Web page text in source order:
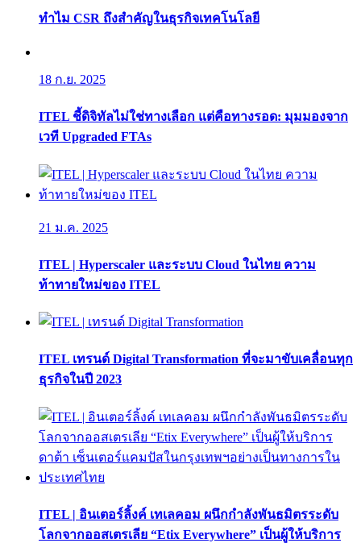
ทำไม CSR ถึงสำคัญในธุรกิจเทคโนโลยี
18 ก.ย. 2025
ITEL ชี้ดิจิทัลไม่ใช่ทางเลือก แต่คือทางรอด: มุมมองจาก
เวที Upgraded FTAs
21 ม.ค. 2025
ITEL | Hyperscaler และระบบ Cloud ในไทย ความ
ท้าทายใหม่ของ ITEL
ITEL เทรนด์ Digital Transformation ที่จะมาขับเคลื่อนทุก
ธุรกิจในปี 2023
ITEL | อินเตอร์ลิ้งค์ เทเลคอม ผนึกกำลังพันธมิตรระดับ
โลกจากออสเตรเลีย “Etix Everywhere” เป็นผู้ให้บริการ